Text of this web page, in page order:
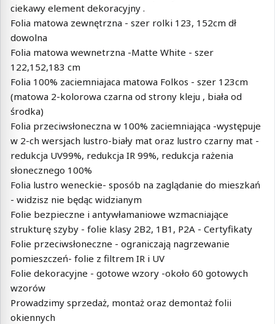
ciekawy element dekoracyjny .
Folia matowa zewnętrzna - szer rolki 123, 152cm dł
dowolna
Folia matowa wewnetrzna -Matte White - szer
122,152,183 cm
Folia 100% zaciemniajaca matowa Folkos - szer 123cm
(matowa 2-kolorowa czarna od strony kleju , biała od
środka)
Folia przeciwsłoneczna w 100% zaciemniająca -występuje
w 2-ch wersjach lustro-biały mat oraz lustro czarny mat -
redukcja UV99%, redukcja IR 99%, redukcja rażenia
słonecznego 100%
Folia lustro weneckie- sposób na zaglądanie do mieszkań
- widzisz nie będąc widzianym
Folie bezpieczne i antywłamaniowe wzmacniające
strukturę szyby - folie klasy 2B2, 1B1, P2A - Certyfikaty
Folie przeciwsłoneczne - ograniczają nagrzewanie
pomieszczeń- folie z filtrem IR i UV
Folie dekoracyjne - gotowe wzory -około 60 gotowych
wzorów
Prowadzimy sprzedaż, montaż oraz demontaż folii
okiennych